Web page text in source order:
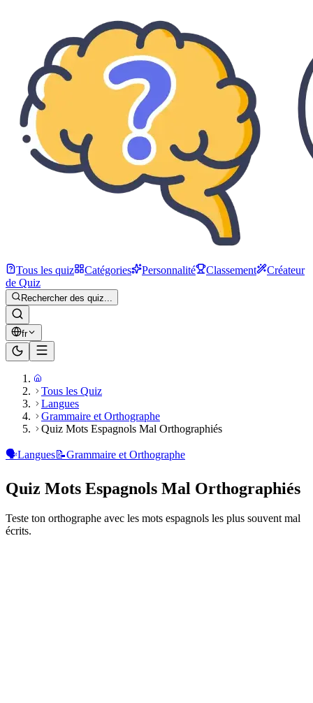
Tous les quiz Catégories Personnalité Classement
Créateur
de Quiz
Rechercher des quiz...
fr
Tous les Quiz
Langues
Grammaire et Orthographe
Quiz Mots Espagnols Mal Orthographiés
🗣️Langues📝Grammaire et Orthographe
Quiz Mots Espagnols Mal Orthographiés
Teste ton orthographe avec les mots espagnols les plus souvent mal
écrits.